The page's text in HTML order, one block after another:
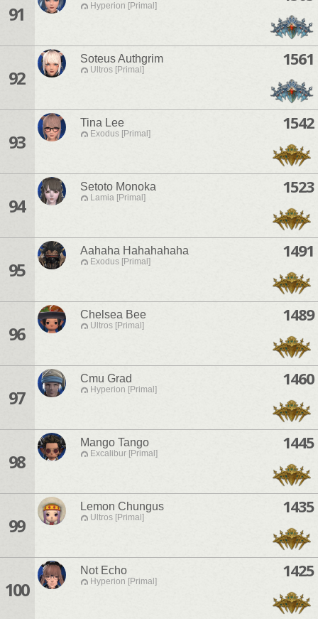
91 Hyperion [Primal]
92
Soteus Authgrim
Ultros [Primal]
1561
93
Tina Lee
Exodus [Primal]
1542
94
Setoto Monoka
Lamia [Primal]
1523
95
Aahaha Hahahahaha
Exodus [Primal]
1491
96
Chelsea Bee
Ultros [Primal]
1489
97
Cmu Grad
Hyperion [Primal]
1460
98
Mango Tango
Excalibur [Primal]
1445
99
Lemon Chungus
Ultros [Primal]
1435
100
Not Echo
Hyperion [Primal]
1425